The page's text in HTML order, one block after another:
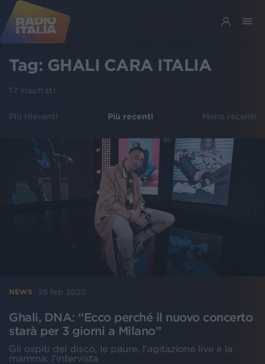
Tag: GHALI CARA ITALIA
17 risultati
Più rilevanti Più recenti Meno recenti
NEWS 25 feb 2020
Ghali, DNA: “Ecco perché il nuovo concerto
starà per 3 giorni a Milano”
Gli ospiti del disco, le paure, l'agitazione live e la
mamma: l'intervista